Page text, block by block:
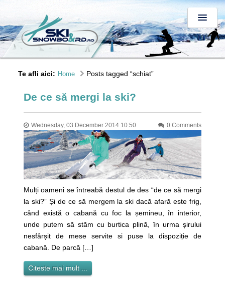
Te afli aici: Home Posts tagged “schiat”
De ce să mergi la ski?
Wednesday, 03 December 2014 10:50 0 Comments
Mulți oameni se întreabă destul de des “de ce să mergi
la ski?” Și de ce să mergem la ski dacă afară este frig,
când există o cabană cu foc la șemineu, în interior,
unde putem să stăm cu burtica plină, în urma șirului
nesfârșit de mese servite si puse la dispoziție de
cabană. De parcă […]
Citeste mai mult ...